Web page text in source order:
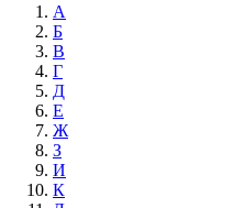
А
Б
В
Г
Д
Е
Ж
З
И
К